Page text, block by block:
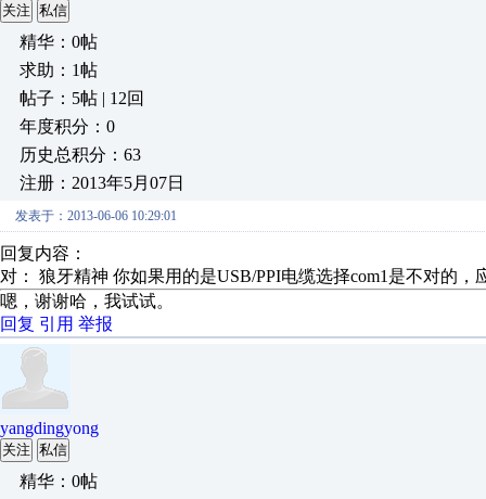
关注 私信
精华：0帖
求助：1帖
帖子：5帖 | 12回
年度积分：0
历史总积分：63
注册：2013年5月07日
发表于：2013-06-06 10:29:01
回复内容：
对： 狼牙精神 你如果用的是USB/PPI电缆选择com1是不对的，
嗯，谢谢哈，我试试。
回复 引用 举报
yangdingyong
关注 私信
精华：0帖